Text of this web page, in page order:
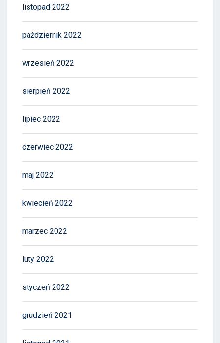
listopad 2022
październik 2022
wrzesień 2022
sierpień 2022
lipiec 2022
czerwiec 2022
maj 2022
kwiecień 2022
marzec 2022
luty 2022
styczeń 2022
grudzień 2021